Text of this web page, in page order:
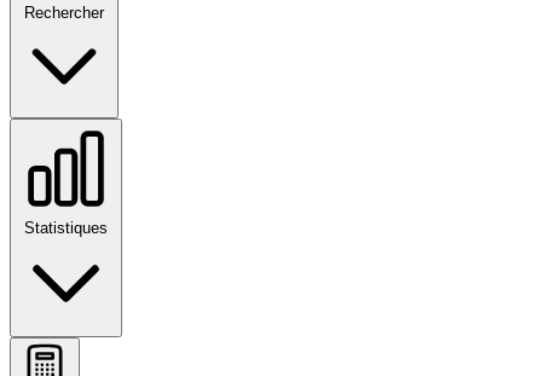
Rechercher
Statistiques